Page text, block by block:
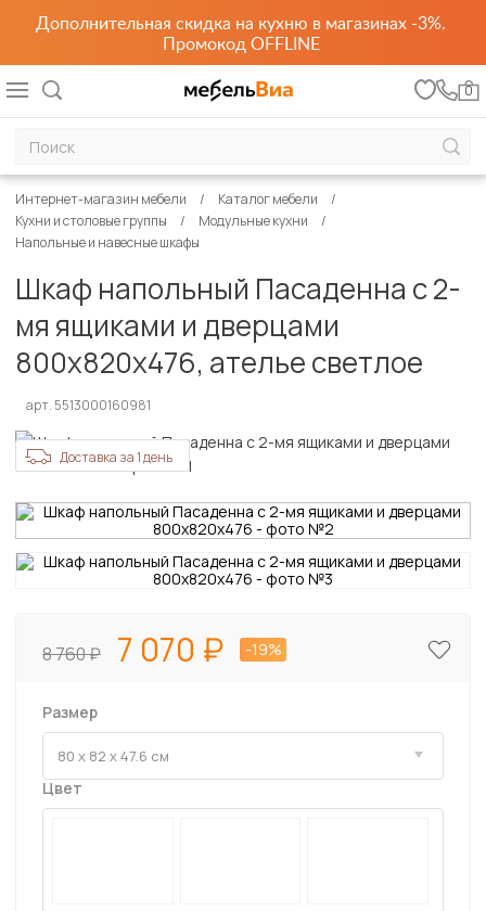
Дополнительная скидка на кухню в магазинах -3%.
Промокод OFFLINE
0
Интернет-магазин мебели
Каталог мебели
Кухни и столовые группы
Модульные кухни
Напольные и навесные шкафы
Шкаф напольный Пасаденна с 2-
мя ящиками и дверцами
800х820х476, ателье светлое
арт. 5513000160981
Доставка за 1 день
8 760 7 070 -19%
Размер
Цвет